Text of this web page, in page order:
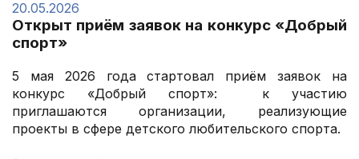
20.05.2026
Открыт приём заявок на конкурс «Добрый
спорт»
5 мая 2026 года стартовал приём заявок на
конкурс «Добрый спорт»: к участию
приглашаются организации, реализующие
проекты в сфере детского любительского спорта.